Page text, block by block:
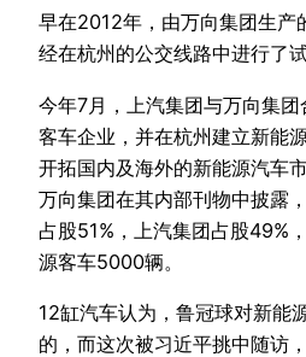
早在2012年，由万向集团生产
经在杭州的公交线路中进行了试
今年7月，上汽集团与万向集
客车企业，并在杭州建立新能
开拓国内及海外的新能源汽车
万向集团在其内部刊物中披露
占股51%，上汽集团占股49%
源客车5000辆。
12缸汽车认为，鲁冠球对新能
的，而这次被习近平挑中随访